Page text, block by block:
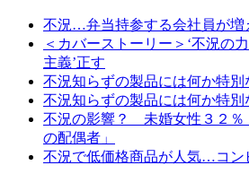
不況…弁当持参する会社員が増
＜カバーストーリー＞‘不況の
主義’正す
不況知らずの製品には何か特別
不況知らずの製品には何か特別
不況の影響？ 未婚女性３２％
の配偶者」
不況で低価格商品が人気…コン